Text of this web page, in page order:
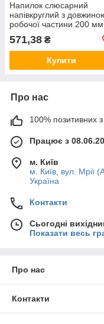
Напилок слюсарний
напівкруглий з
робочої частини 200 мм
STANLEY 0-22-456
571,38 ₴
Купити
Про нас
100% позитивних з
Працює з
м. Київ
м. Київ, вул. Мрії
Україна
Контакти
Сьогодні
Показати весь
Про нас
Контакти